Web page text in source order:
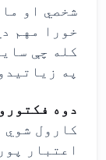
شخصي او
خورا مهم
کله چې
په
دوه
کارول شوي
اعتبار